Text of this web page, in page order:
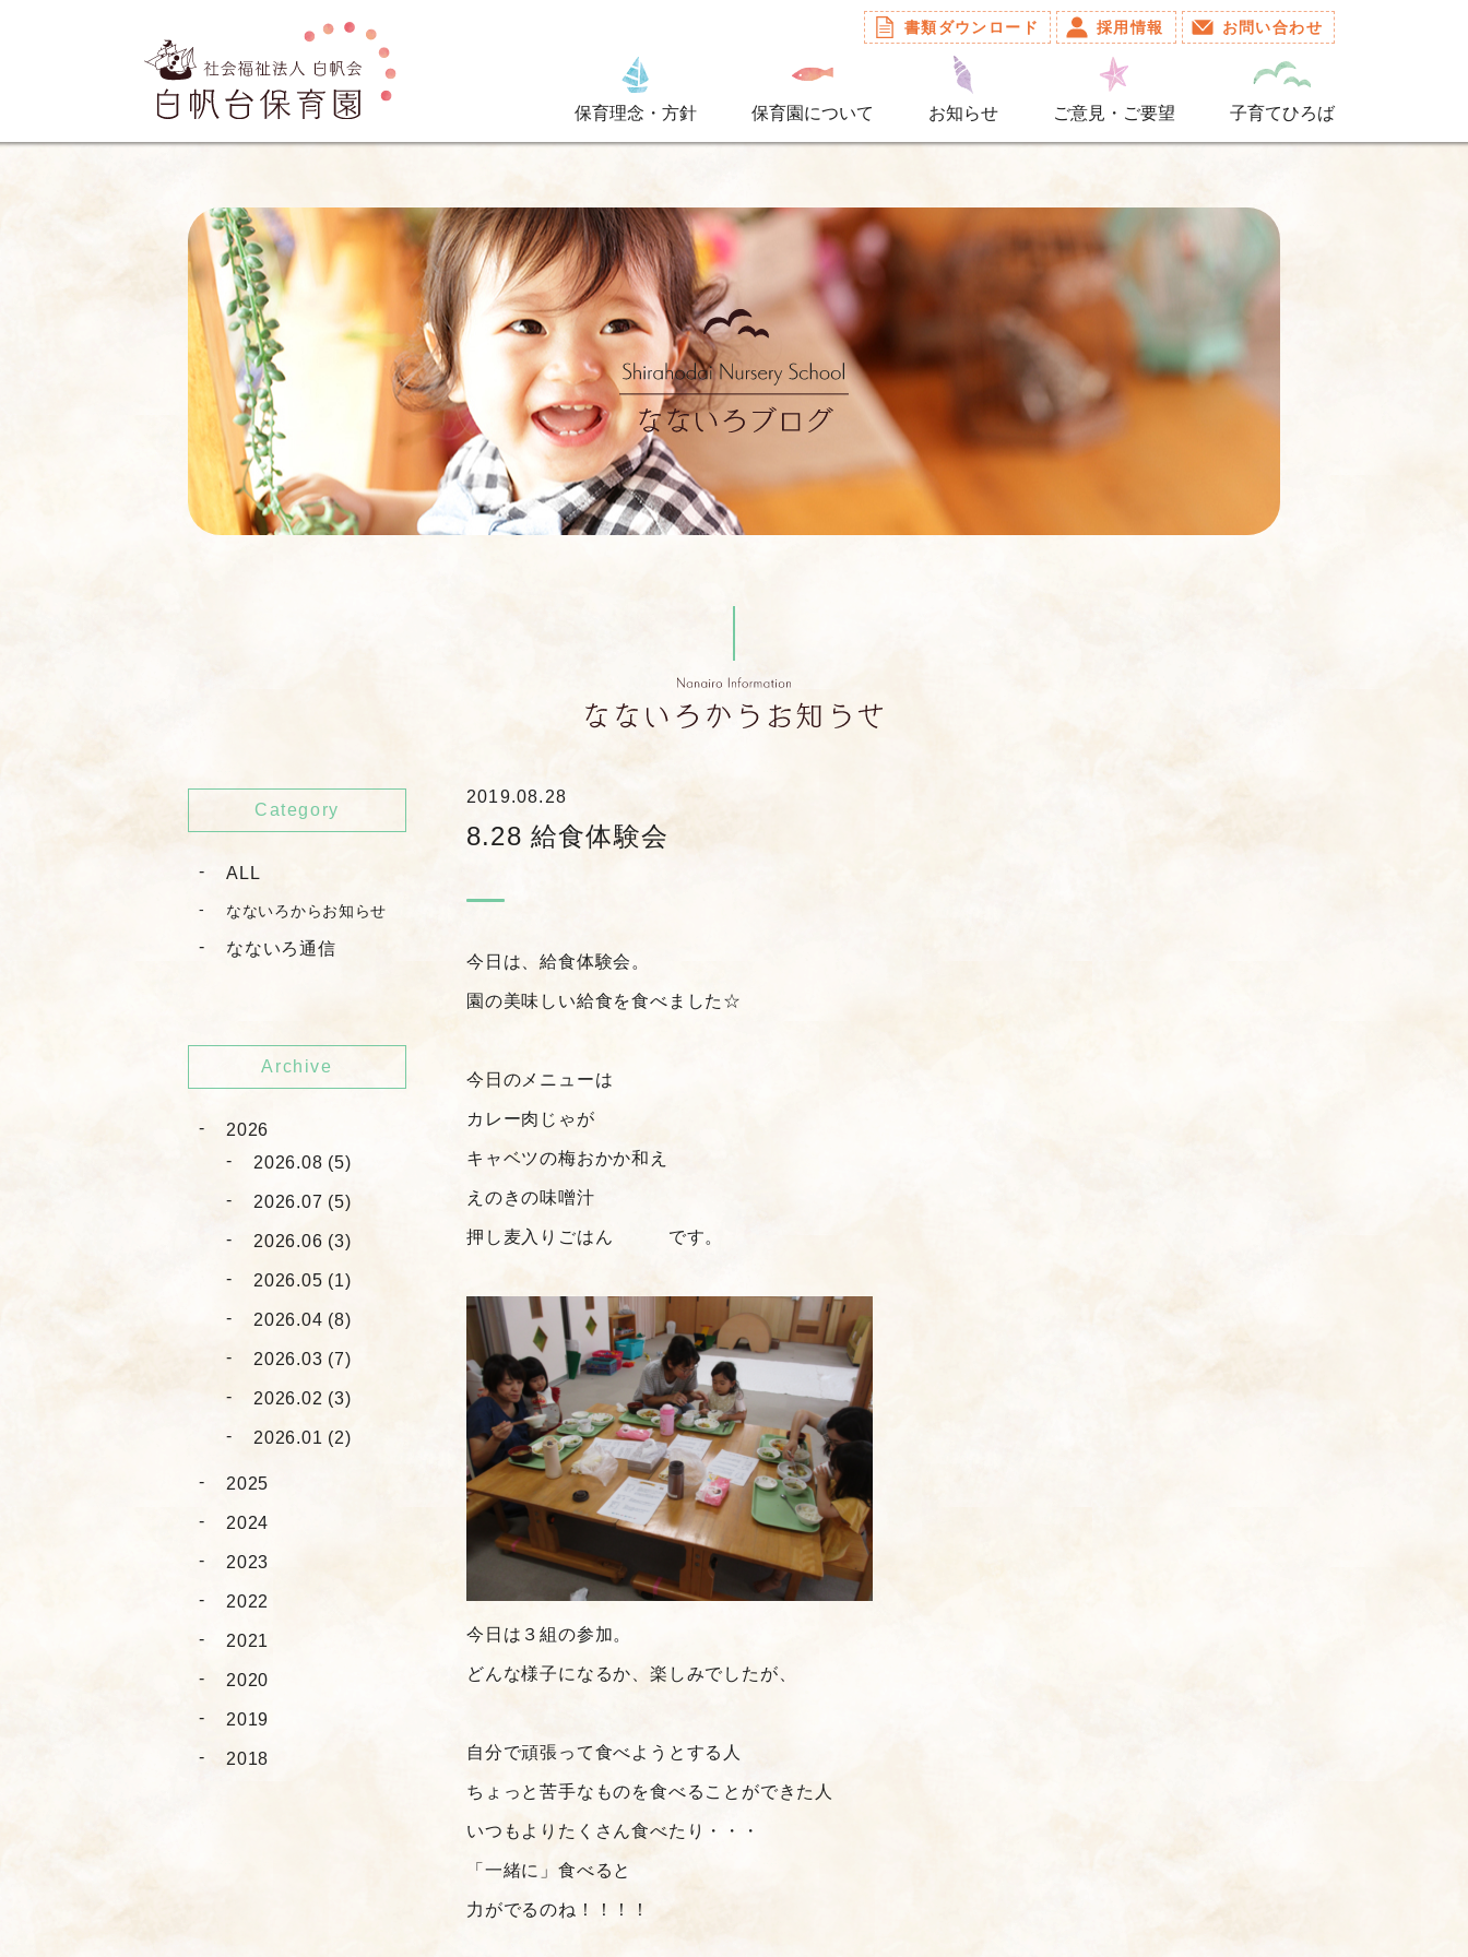
保育理念・方針 保育園について お知らせ ご意見・ご要望 子育てひろば
書類ダウンロード 採用情報 お問い合わせ
2019.08.28
8.28 給食体験会
今日は、給食体験会。
園の美味しい給食を食べました☆
今日のメニューは
カレー肉じゃが
キャベツの梅おかか和え
えのきの味噌汁
押し麦入りごはん です。
今日は３組の参加。
どんな様子になるか、楽しみでしたが、
自分で頑張って食べようとする人
ちょっと苦手なものを食べることができた人
いつもよりたくさん食べたり・・・
「一緒に」食べると
力がでるのね！！！！
Category
ALL
なないろからお知らせ
なないろ通信
Archive
2026
2026.08 (5)
2026.07 (5)
2026.06 (3)
2026.05 (1)
2026.04 (8)
2026.03 (7)
2026.02 (3)
2026.01 (2)
2025
2024
2023
2022
2021
2020
2019
2018